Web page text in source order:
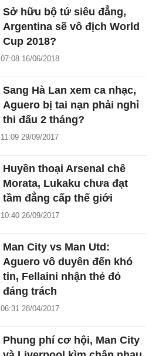
Sở hữu bộ tứ siêu đẳng,
Argentina sẽ vô địch World
Cup 2018?
07:08 16/06/2018
Sang Hà Lan xem ca nhạc,
Aguero bị tai nạn phải nghỉ
thi đấu 2 tháng?
11:09 29/09/2017
Huyền thoại Arsenal chê
Morata, Lukaku chưa đạt
tầm đẳng cấp thế giới
10:40 26/09/2017
Man City vs Man Utd:
Aguero vô duyên đến khó
tin, Fellaini nhận thẻ đỏ
đáng trách
06:31 28/04/2017
Phung phí cơ hội, Man City